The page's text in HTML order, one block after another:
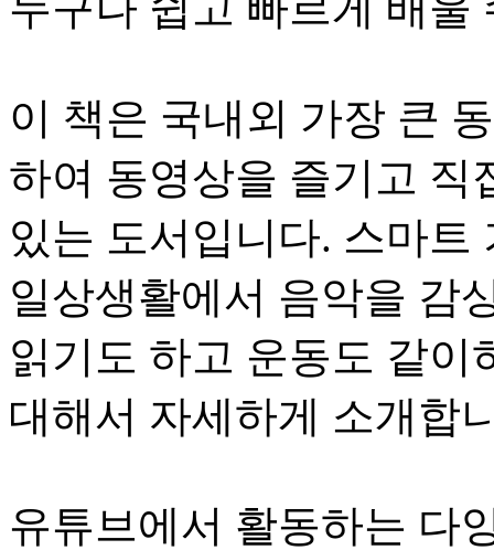
이 책은 국내외 가장 큰
하여 동영상을 즐기고 직
있는 도서입니다. 스마트
일상생활에서 음악을 감
읽기도 하고 운동도 같이
대해서 자세하게 소개합
유튜브에서 활동하는 다